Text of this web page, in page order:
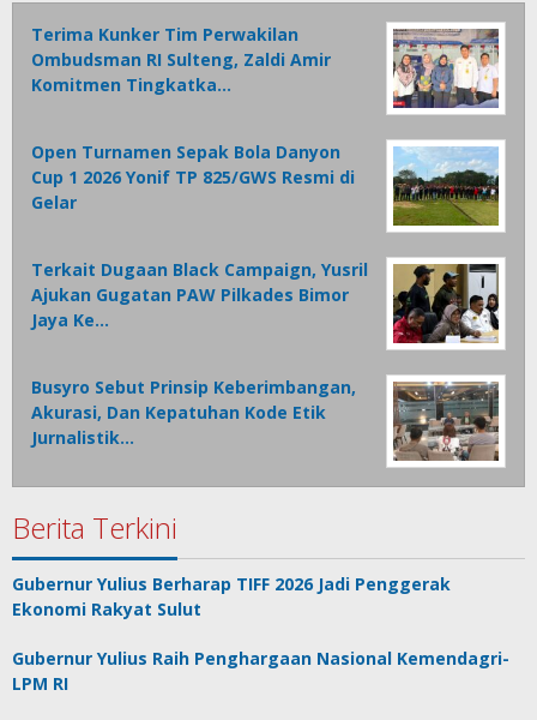
Terima Kunker Tim Perwakilan
Ombudsman RI Sulteng, Zaldi Amir
Komitmen Tingkatka…
Open Turnamen Sepak Bola Danyon
Cup 1 2026 Yonif TP 825/GWS Resmi di
Gelar
Terkait Dugaan Black Campaign, Yusril
Ajukan Gugatan PAW Pilkades Bimor
Jaya Ke…
Busyro Sebut Prinsip Keberimbangan,
Akurasi, Dan Kepatuhan Kode Etik
Jurnalistik…
Berita Terkini
Gubernur Yulius Berharap TIFF 2026 Jadi Penggerak
Ekonomi Rakyat Sulut
Gubernur Yulius Raih Penghargaan Nasional Kemendagri-
LPM RI